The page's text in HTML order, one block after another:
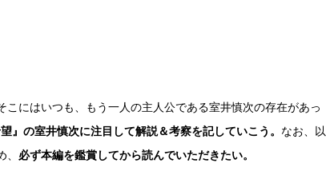
にはいつも、もう一人の主人公である室井慎次の存在があっ
』の室井慎次に注目して解説＆考察を記していこう。 なお、以
、 必ず本編を鑑賞してから読んでいただきたい。